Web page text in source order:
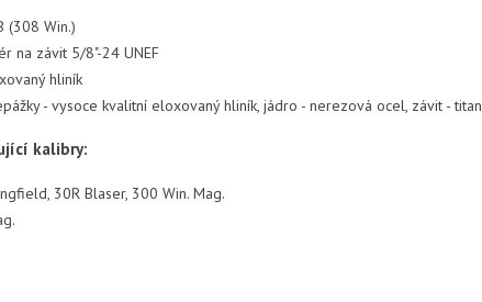
(308 Win.)
na závit 5/8"-24 UNEF
hliník
- vysoce kvalitní eloxovaný hliník, jádro - nerezová ocel, závit - titan
kalibry:
30R Blaser, 300 Win. Mag.